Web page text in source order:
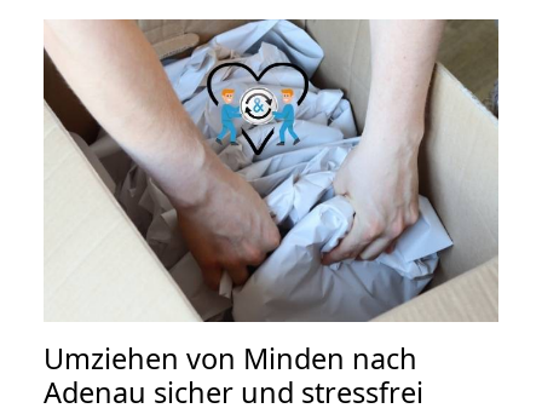
Umziehen von Minden nach
Adenau sicher und stressfrei